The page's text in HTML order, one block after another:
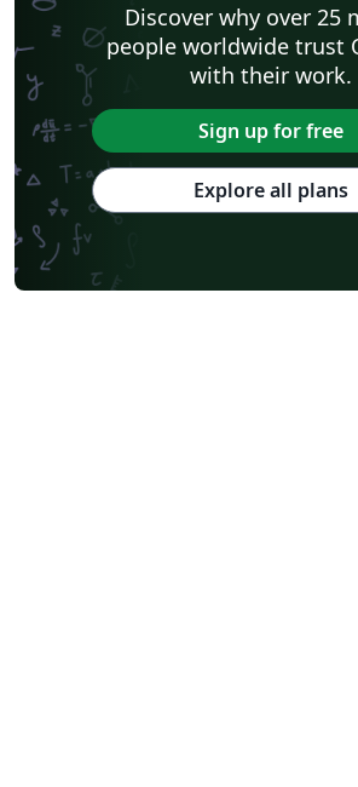
Discover why over 25
people worldwide trust
with their work.
Sign up for free
Explore all plans